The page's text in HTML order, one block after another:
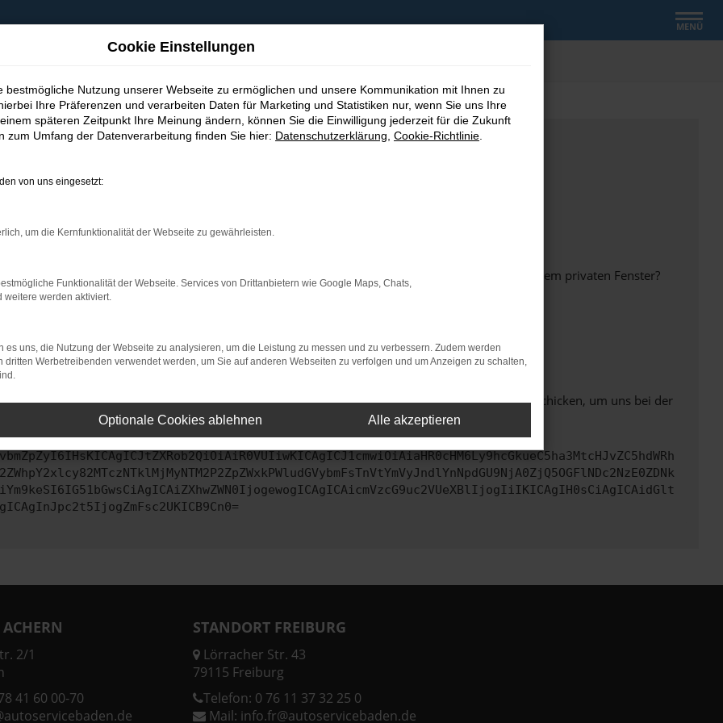
MENÜ
bestimmter Seiten verhindern. Funktioniert die Seite in einem anderen Browser oder in einem privaten Fenster?
beheben.
auf dem neuesten Stand sind.
kann auch dazu führen, dass bestimmte Funktionen nicht mehr unterstützt werden.
uns bitte. Wir werden versuchen, das Problem zu beheben. Du kannst uns diesen Text schicken, um uns bei der
2/1
41 60 00-70
STANDORT FREIBURG
Lörracher Str. 43
79115 Freiburg
Telefon: 0 76 11 37 32 25 0
Mail: info.fr@autoservicebaden.de
Cookie Einstellungen
bestmögliche Nutzung unserer Webseite zu ermöglichen und unsere Kommunikation mit Ihnen zu
Ihre Präferenzen und verarbeiten Daten für Marketing und Statistiken nur, wenn Sie uns Ihre
späteren Zeitpunkt Ihre Meinung ändern, können Sie die Einwilligung jederzeit für die Zukunft
zum Umfang der Datenverarbeitung finden Sie hier: Datenschutzerklärung Cookie-Richtlinie
von uns eingesetzt:
um die Kernfunktionalität der Webseite zu gewährleisten.
Funktionalität der Webseite. Services von Drittanbietern wie Google Maps, Chats,
weitere werden aktiviert.
es uns, die Nutzung der Webseite zu analysieren, um die Leistung zu messen und zu verbessern. Zudem werden
dritten Werbetreibenden verwendet werden, um Sie auf anderen Webseiten zu verfolgen und um Anzeigen zu schalten,
Optionale Cookies ablehnen Alle akzeptieren